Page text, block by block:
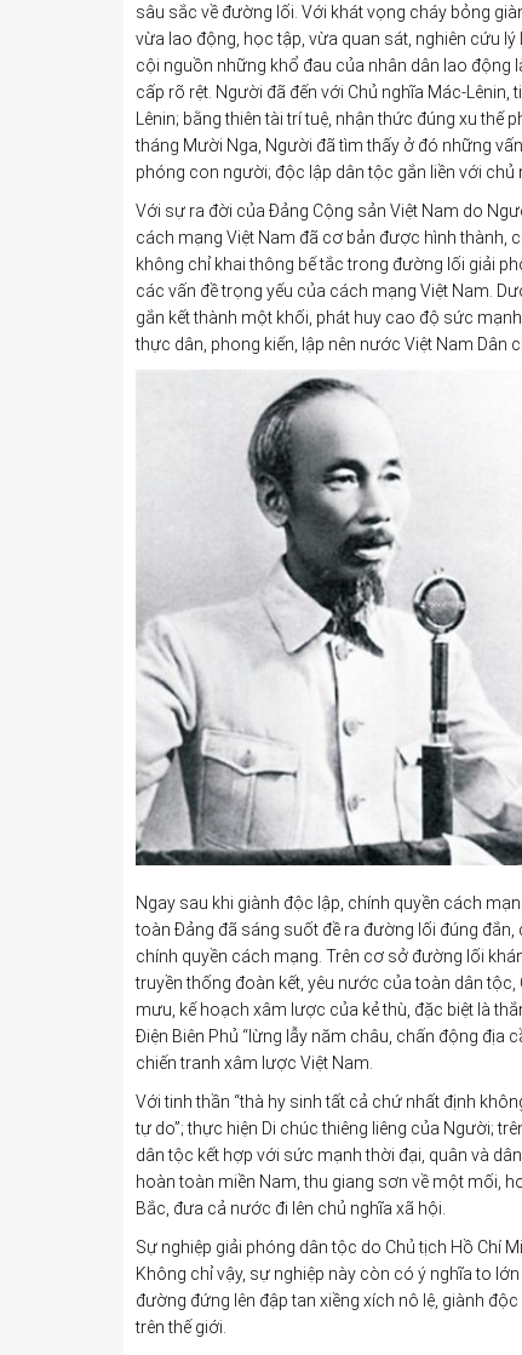
sâu sắc về đường lối. Với khát vọng cháy bỏng
vừa lao động, học tập, vừa quan sát, nghiên cứu
cội nguồn những khổ đau của nhân dân lao động
cấp rõ rệt. Người đã đến với Chủ nghĩa Mác-
Lênin; bằng thiên tài trí tuệ, nhận thức đúng xu
tháng Mười Nga, Người đã tìm thấy ở đó những
phóng con người; độc lập dân tộc gắn liền với chủ
Với sự ra đời của Đảng Cộng sản Việt Nam do
cách mạng Việt Nam đã cơ bản được hình thành,
không chỉ khai thông bế tắc trong đường lối giải
các vấn đề trọng yếu của cách mạng Việt Nam.
gắn kết thành một khối, phát huy cao độ sức
thực dân, phong kiến, lập nên nước Việt Nam Dân
Ngay sau khi giành độc lập, chính quyền cách
toàn Đảng đã sáng suốt đề ra đường lối đúng
chính quyền cách mạng. Trên cơ sở đường lối
truyền thống đoàn kết, yêu nước của toàn dân
mưu, kế hoạch xâm lược của kẻ thù, đặc biệt là
Điện Biên Phủ “lừng lẫy năm châu, chấn động địa
chiến tranh xâm lược Việt Nam.
Với tinh thần “thà hy sinh tất cả chứ nhất định
tự do”; thực hiện Di chúc thiêng liêng của Người;
dân tộc kết hợp với sức mạnh thời đại, quân và
hoàn toàn miền Nam, thu giang sơn về một mối,
Bắc, đưa cả nước đi lên chủ nghĩa xã hội.
Sự nghiệp giải phóng dân tộc do Chủ tịch Hồ Chí
Không chỉ vậy, sự nghiệp này còn có ý nghĩa to
đường đứng lên đập tan xiềng xích nô lệ, giành
trên thế giới.